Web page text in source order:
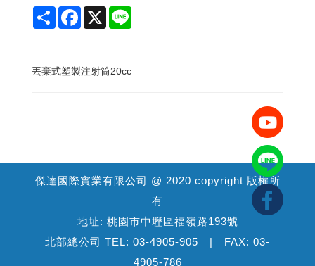
Share Facebook
X
丟棄式塑製注射筒20cc
傑達國際實業有限公司 @ 2020 copyright 版權所
有
地址: 桃園市中壢區福嶺路193號
北部總公司 TEL: 03-4905-905 | FAX: 03-
4905-786